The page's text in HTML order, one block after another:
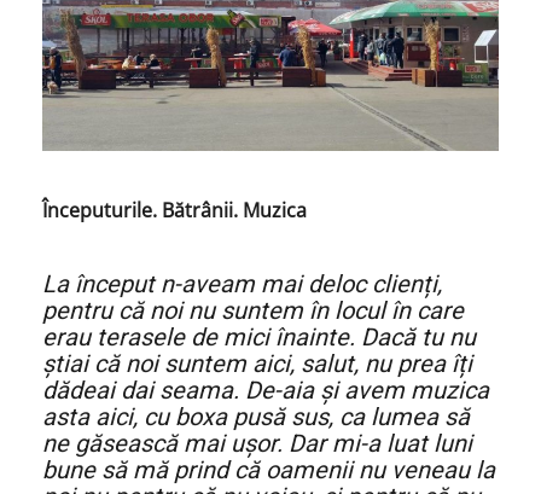
Începuturile. Bătrânii. Muzica
La început n-aveam mai deloc clienți,
pentru că noi nu suntem în locul în care
erau terasele de mici înainte. Dacă tu nu
știai că noi suntem aici, salut, nu prea îți
dădeai dai seama. De-aia și avem muzica
asta aici, cu boxa pusă sus, ca lumea să
ne găsească mai ușor. Dar mi-a luat luni
bune să mă prind că oamenii nu veneau la